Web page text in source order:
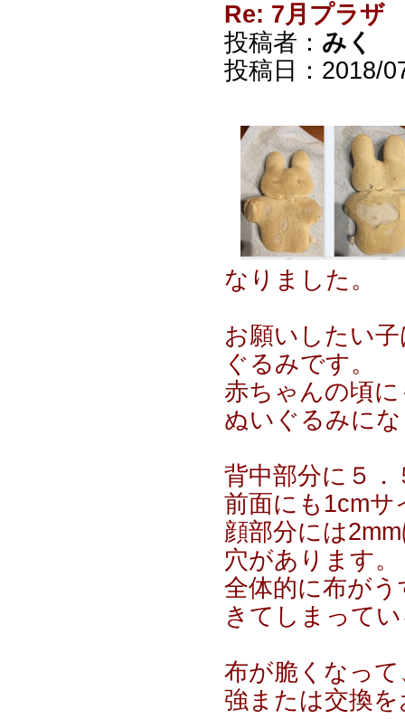
Re: 7月プラザ
投稿者： みく
投稿日：2018/
なりました。
お願いしたい
ぐるみです。
赤ちゃんの頃
ぬいぐるみに
背中部分に５
前面にも1cm
顔部分には
穴があります。
全体的に布が
きてしまって
布が脆くなっ
強または交換